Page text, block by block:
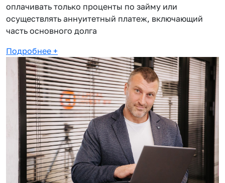
оплачивать только проценты по займу или
осуществлять аннуитетный платеж, включающий
часть основного долга
Подробнее +